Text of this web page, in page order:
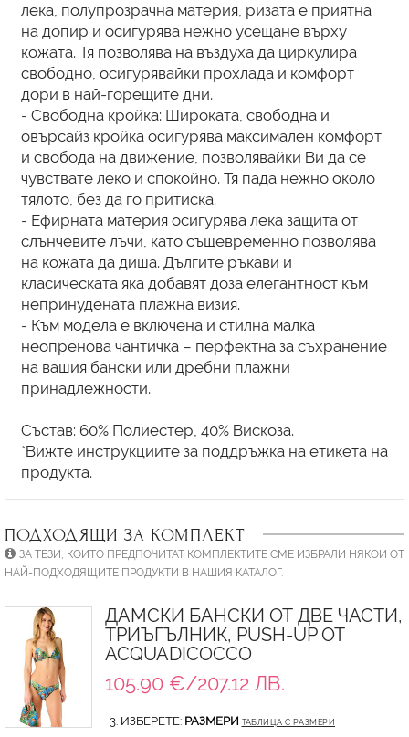
лека, полупрозрачна материя, ризата е приятна
на допир и осигурява нежно усещане върху
кожата. Тя позволява на въздуха да циркулира
свободно, осигурявайки прохлада и комфорт
дори в най-горещите дни.
- Свободна кройка: Широката, свободна и
овърсайз кройка осигурява максимален комфорт
и свобода на движение, позволявайки Ви да се
чувствате леко и спокойно. Тя пада нежно около
тялото, без да го притиска.
- Ефирната материя осигурява лека защита от
слънчевите лъчи, като същевременно позволява
на кожата да диша. Дългите ръкави и
класическата яка добавят доза елегантност към
непринудената плажна визия.
- Към модела е включена и стилна малка
неопренова чантичка – перфектна за съхранение
на вашия бански или дребни плажни
принадлежности.
Състав: 60% Полиестер, 40% Вискоза.
*Вижте инструкциите за поддръжка на етикета на
продукта.
ПОДХОДЯЩИ ЗА КОМПЛЕКТ
ЗА ТЕЗИ, КОИТО ПРЕДПОЧИТАТ КОМПЛЕКТИТЕ СМЕ ИЗБРАЛИ НЯКОИ ОТ
НАЙ-ПОДХОДЯЩИТЕ ПРОДУКТИ В НАШИЯ КАТАЛОГ.
ДАМСКИ БАНСКИ ОТ ДВЕ ЧАСТИ,
ТРИЪГЪЛНИК, PUSH-UP ОТ
ACQUADICOCCO
105.90 €/207.12 ЛВ.
3. ИЗБЕРЕТЕ: РАЗМЕРИ ТАБЛИЦА С РАЗМЕРИ